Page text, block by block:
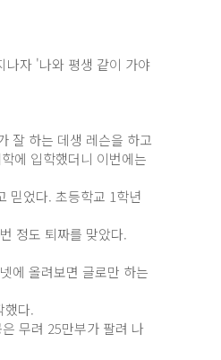
나자 '나와 평생 같이 가야
잘 하는 데생 레슨을 하고
에 입학했더니 이번에는
믿었다. 초등학교 1학년
정도 퇴짜를 맞았다.
에 올려보면 글로만 하는
했다.
무려 25만부가 팔려 나